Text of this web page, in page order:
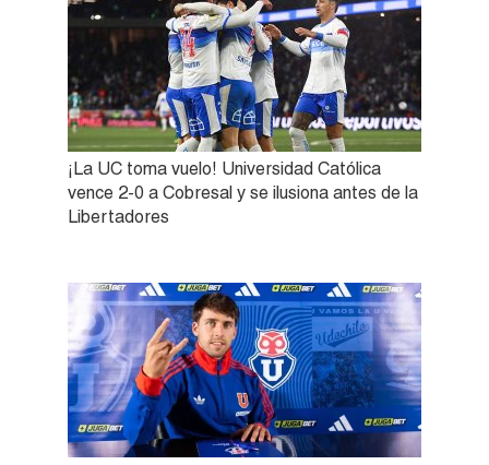
¡La UC toma vuelo! Universidad Católica
vence 2-0 a Cobresal y se ilusiona antes de la
Libertadores